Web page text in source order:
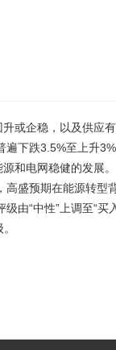
或企稳，以及供应
下跌3.5%至上升
和电网稳健的发展
盛预期在能源转型
由“中性”上调至“买